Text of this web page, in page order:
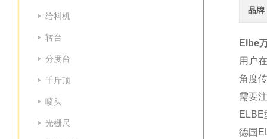
给料机
转台
分度台
千斤顶
喷头
光栅尺
品牌
Elbe
用户
角度
需要
ELBE
德国